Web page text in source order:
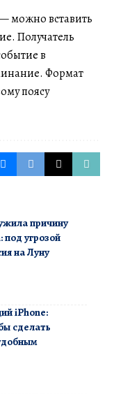
можно вставить
Получатель
в
Формат
поясу
причину
под угрозой
на Луну
iPhone:
сделать